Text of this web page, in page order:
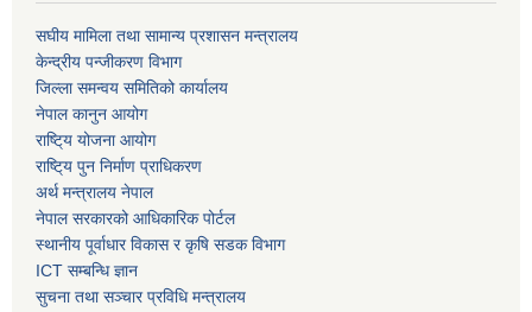
स‌घीय मामिला तथा सामान्य प्रशासन मन्त्रालय
केन्द्रीय पन्जीकरण विभाग
जिल्ला समन्वय समितिको कार्यालय
नेपाल कानुन आयोग
राष्टि्य योजना आयोग
राष्टि्य पुन निर्माण प्राधिकरण
अर्थ मन्त्रालय नेपाल
नेपाल सरकारको आधिकारिक पोर्टल
स्थानीय पूर्वाधार विकास र कृषि सडक विभाग
ICT सम्बन्धि ज्ञान
सुचना तथा सञ्चार प्रविधि मन्त्रालय